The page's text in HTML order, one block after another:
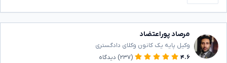
مرصاد پوراعتضاد
وکیل پایه یک کانون وکلای دادگستری
۴.۶
(۲۳۷) دیدگاه